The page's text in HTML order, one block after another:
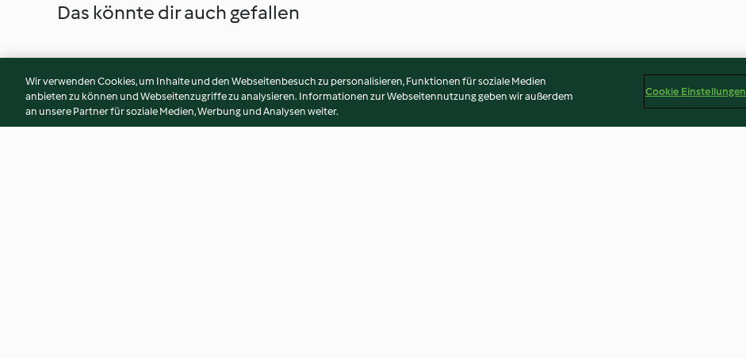
Das könnte dir auch gefallen
Wir verwenden Cookies, um Inhalte und den Webseitenbesuch zu personalisieren, Funktionen für soziale Medien
anbieten zu können und Webseitenzugriffe zu analysieren. Informationen zur Webseitennutzung geben wir außerdem
an unsere Partner für soziale Medien, Werbung und Analysen weiter.
Cookie Einstellungen